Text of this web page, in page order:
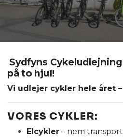
Sydfyns Cykeludlejning
på to hjul!
Vi udlejer cykler hele året
VORES CYKLER:
Elcykler – nem